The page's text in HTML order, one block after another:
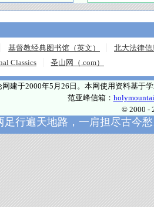
基督教经典图书馆（英文）
北大法律信
Classics
圣山网（.com）
网建于2000年5月26日。本网使用资料基于
范亚峰信箱：
© 2000 -
足行遍天地路，一肩担尽古今